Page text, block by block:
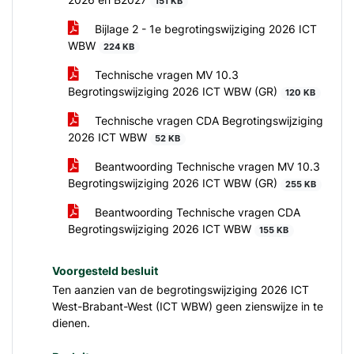
Bijlage 2 - 1e begrotingswijziging 2026 ICT
WBW
224 KB
Technische vragen MV 10.3
Begrotingswijziging 2026 ICT WBW (GR)
120 KB
Technische vragen CDA Begrotingswijziging
2026 ICT WBW
52 KB
Beantwoording Technische vragen MV 10.3
Begrotingswijziging 2026 ICT WBW (GR)
255 KB
Beantwoording Technische vragen CDA
Begrotingswijziging 2026 ICT WBW
155 KB
Voorgesteld besluit
Ten aanzien van de begrotingswijziging 2026 ICT
West-Brabant-West (ICT WBW) geen zienswijze in te
dienen.